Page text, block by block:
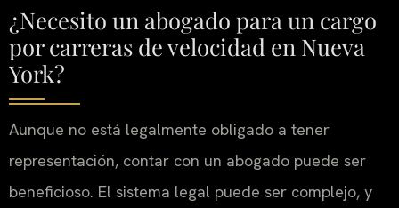
¿Necesito un abogado para un cargo
por carreras de velocidad en Nueva
York?
Aunque no está legalmente obligado a tener
representación, contar con un abogado puede ser
beneficioso. El sistema legal puede ser complejo, y